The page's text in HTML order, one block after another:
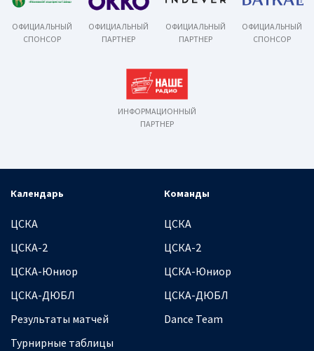
ОФИЦИАЛЬНЫЙ
СПОНСОР
ОФИЦИАЛЬНЫЙ
ПАРТНЕР
ОФИЦИАЛЬНЫЙ
ПАРТНЕР
ОФИЦИАЛЬНЫЙ
СПОНСОР
ИНФОРМАЦИОННЫЙ
ПАРТНЕР
Календарь
ЦСКА
ЦСКА-2
ЦСКА-Юниор
ЦСКА-ДЮБЛ
Результаты матчей
Турнирные таблицы
Команды
ЦСКА
ЦСКА-2
ЦСКА-Юниор
ЦСКА-ДЮБЛ
Dance Team